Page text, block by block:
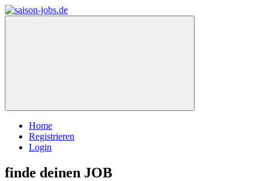
Home
Registrieren
Login
finde deinen JOB